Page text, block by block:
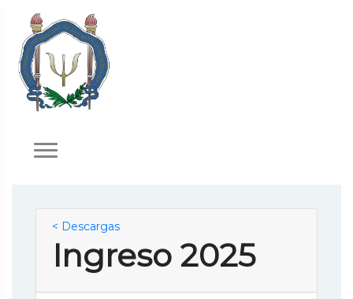
< Descargas
Ingreso 2025